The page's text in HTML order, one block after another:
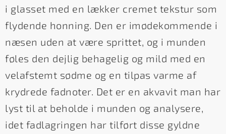
i glasset med en lækker cremet tekstur som
flydende honning. Den er imødekommende i
næsen uden at være sprittet, og i munden
føles den dejlig behagelig og mild med en
velafstemt sødme og en tilpas varme af
krydrede fadnoter. Det er en akvavit man har
lyst til at beholde i munden og analysere,
idet fadlagringen har tilført disse gyldne